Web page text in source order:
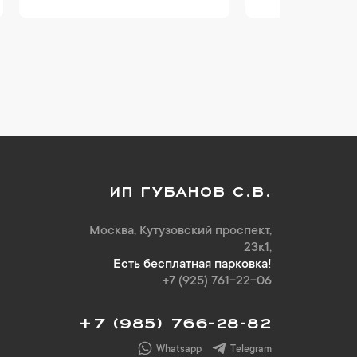
ИП ГУБАНОВ С.В.
Москва, Кутузовский проспект,
23к1,
Есть бесплатная парковка!
+7 (925) 761-22-06
+7 (985) 766-28-82
Whatsapp Telegram